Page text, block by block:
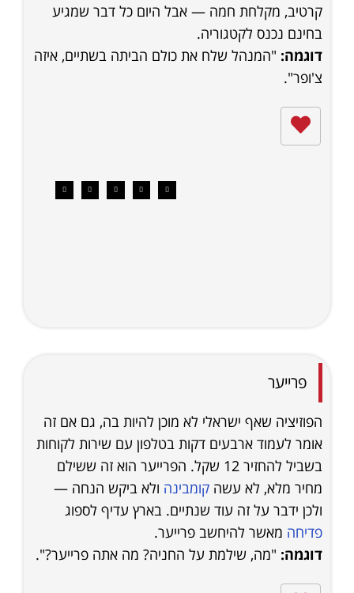
קרטיב, מקלחת חמה — אבל היום כל דבר שמגיע
בחינם נכנס לקטגוריה.
דוגמה: "המנהל שלח את כולם הביתה בשתיים, איזה
צ'ופר".
פרייער
הפוזיציה שאף ישראלי לא מוכן להיות בה, גם אם זה
אומר לעמוד ארבעים דקות בטלפון עם שירות לקוחות
בשביל להחזיר 12 שקל. הפרייער הוא זה ששילם
מחיר מלא, לא עשה קומבינה ולא ביקש הנחה —
ולכן ידבר על זה עוד שנתיים. בארץ עדיף לספוג
פדיחה מאשר להיחשב פרייער.
דוגמה: "מה, שילמת על החניה? מה אתה פרייער?".